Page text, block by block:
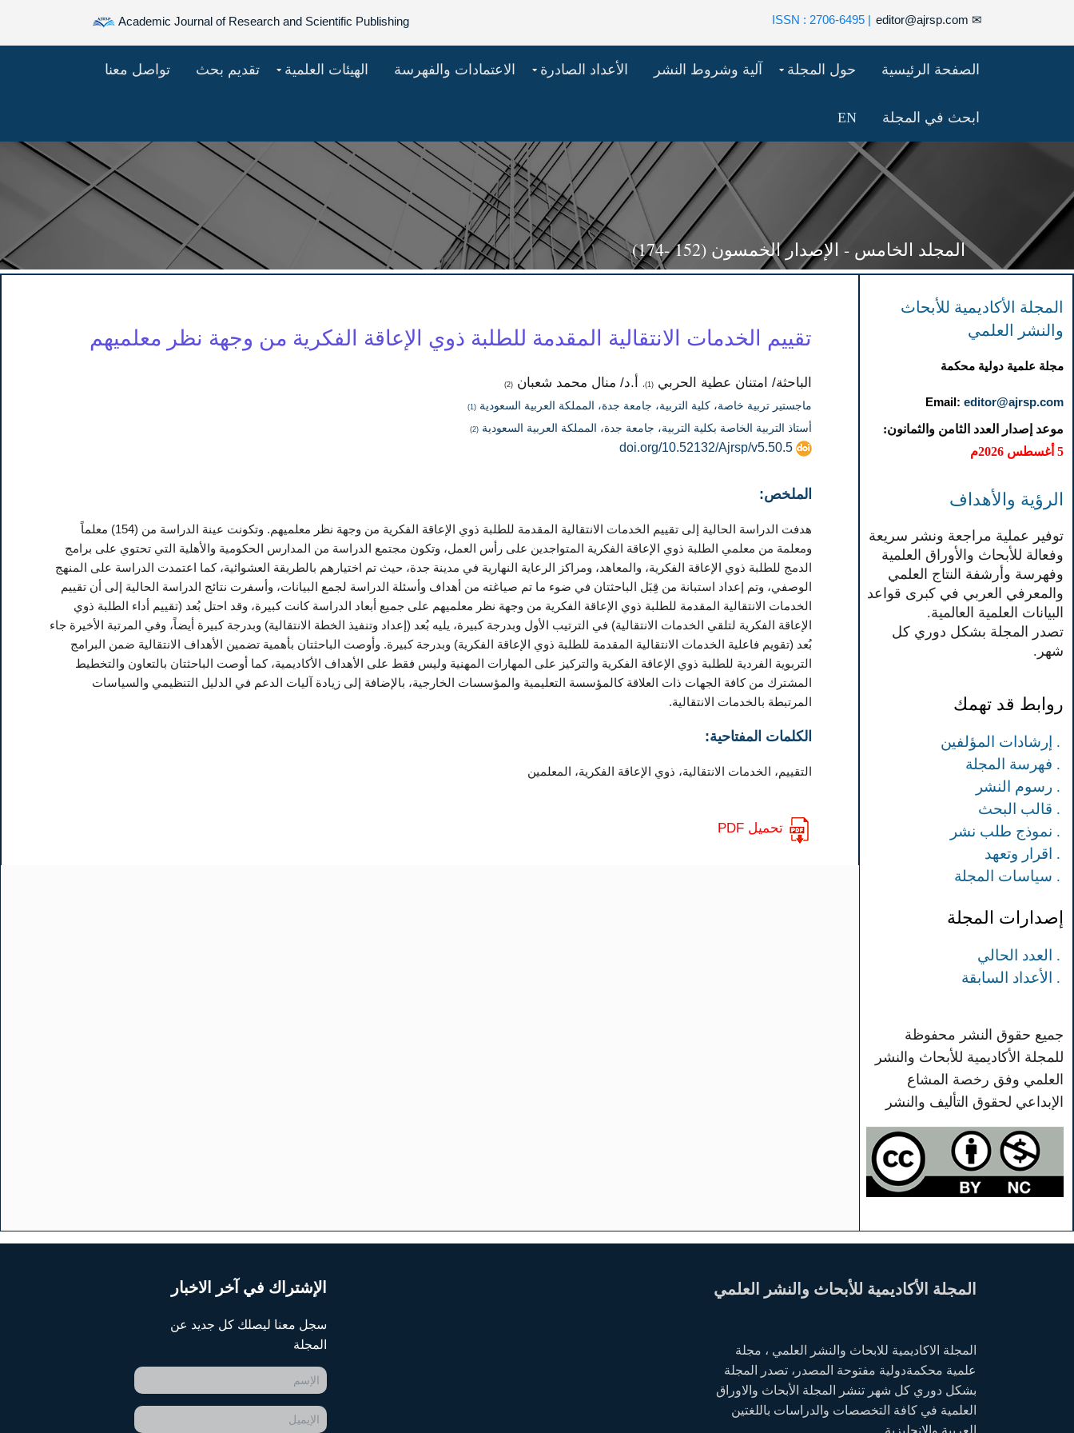
Academic Journal of Research and Scientific Publishing ✉
| ISSN : 2706-6495
الصفحة الرئيسية حول المجلة آلية وشروط النشر الأعداد الصادرة الاعتمادات والفهرسة الهيئات العلمية تقديم بحث تواصل معنا
ابحث في المجلة EN
المجلد الخامس - الإصدار الخمسون (152 -174)
المجلة الأكاديمية للأبحاث
والنشر العلمي
مجلة علمية دولية محكمة
Email: editor@ajrsp.com
موعد إصدار العدد الثامن والثمانون:
5 أغسطس 2026م
الرؤية والأهداف
توفير عملية مراجعة ونشر سريعة
وفعالة للأبحاث والأوراق العلمية
وفهرسة وأرشفة النتاج العلمي
والمعرفي العربي في كبرى قواعد
البيانات العلمية العالمية.
تصدر المجلة بشكل دوري كل
شهر.
روابط قد تهمك
. إرشادات المؤلفين
. فهرسة المجلة
. رسوم النشر
. قالب البحث
. نموذج طلب نشر
. اقرار وتعهد
. سياسات المجلة
إصدارات المجلة
. العدد الحالي
. الأعداد السابقة
جميع حقوق النشر محفوظة
للمجلة الأكاديمية للأبحاث والنشر
العلمي وفق رخصة المشاع
الإبداعي لحقوق التأليف والنشر
تقييم الخدمات الانتقالية المقدمة للطلبة ذوي الإعاقة الفكرية من وجهة نظر معلميهم
الباحثة/ امتنان عطية الحربي (1)، أ.د/ منال محمد شعبان (2)
ماجستير تربية خاصة، كلية التربية، جامعة جدة، المملكة العربية السعودية (1)
أستاذ التربية الخاصة بكلية التربية، جامعة جدة، المملكة العربية السعودية (2)
doi.org/10.52132/Ajrsp/v5.50.5
الملخص:
هدفت الدراسة الحالية إلى تقييم الخدمات الانتقالية المقدمة للطلبة ذوي الإعاقة الفكرية من وجهة نظر معلميهم. وتكونت عينة الدراسة من (154) معلماً
ومعلمة من معلمي الطلبة ذوي الإعاقة الفكرية المتواجدين على رأس العمل، وتكون مجتمع الدراسة من المدارس الحكومية والأهلية التي تحتوي على برامج
الدمج للطلبة ذوي الإعاقة الفكرية، والمعاهد، ومراكز الرعاية النهارية في مدينة جدة، حيث تم اختيارهم بالطريقة العشوائية، كما اعتمدت الدراسة على المنهج
الوصفي، وتم إعداد استبانة من قِبَل الباحثتان في ضوء ما تم صياغته من أهداف وأسئلة الدراسة لجمع البيانات، وأسفرت نتائج الدراسة الحالية إلى أن تقييم
الخدمات الانتقالية المقدمة للطلبة ذوي الإعاقة الفكرية من وجهة نظر معلميهم على جميع أبعاد الدراسة كانت كبيرة، وقد احتل بُعد (تقييم أداء الطلبة ذوي
الإعاقة الفكرية لتلقي الخدمات الانتقالية) في الترتيب الأول وبدرجة كبيرة، يليه بُعد (إعداد وتنفيذ الخطة الانتقالية) وبدرجة كبيرة أيضاً، وفي المرتبة الأخيرة جاء
بُعد (تقويم فاعلية الخدمات الانتقالية المقدمة للطلبة ذوي الإعاقة الفكرية) وبدرجة كبيرة. وأوصت الباحثتان بأهمية تضمين الأهداف الانتقالية ضمن البرامج
التربوية الفردية للطلبة ذوي الإعاقة الفكرية والتركيز على المهارات المهنية وليس فقط على الأهداف الأكاديمية، كما أوصت الباحثتان بالتعاون والتخطيط
المشترك من كافة الجهات ذات العلاقة كالمؤسسة التعليمية والمؤسسات الخارجية، بالإضافة إلى زيادة آليات الدعم في الدليل التنظيمي والسياسات
المرتبطة بالخدمات الانتقالية.
الكلمات المفتاحية:
التقييم، الخدمات الانتقالية، ذوي الإعاقة الفكرية، المعلمين
تحميل PDF
المجلة الأكاديمية للأبحاث والنشر العلمي
المجلة الاكاديمية للابحاث والنشر العلمي ، مجلة
علمية محكمةدولية مفتوحة المصدر، تصدر المجلة
بشكل دوري كل شهر تنشر المجلة الأبحاث والاوراق
العلمية في كافة التخصصات والدراسات باللغتين
العربية والانجليزية
الإشتراك في آخر الاخبار
سجل معنا ليصلك كل جديد عن
المجلة